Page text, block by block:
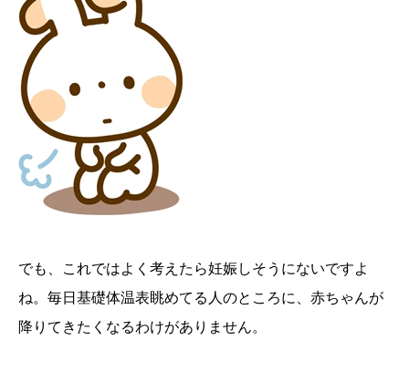
でも、これではよく考えたら妊娠しそうにないですよ
ね。毎日基礎体温表眺めてる人のところに、赤ちゃんが
降りてきたくなるわけがありません。